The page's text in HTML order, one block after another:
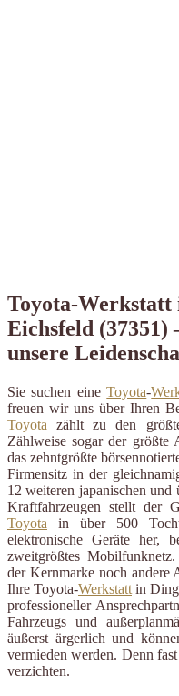
Toyota-Werkstatt
Eichsfeld
unsere
Sie suchen eineToyota-
freuen wir uns über Ihren
Toyota zählt zu den
Zählweise sogar der größte
das zehntgrößte
Firmensitz in der
12 weiteren japanischen
Kraftfahrzeugen stellt der
Toyota in über 500
elektronische Geräte her,
zweitgrößtes
der Kernmarke noch andere
Ihre Toyota-Werkstatt in
professioneller
Fahrzeugs und
äußerst ärgerlich und
vermieden werden. Denn
verzichten.